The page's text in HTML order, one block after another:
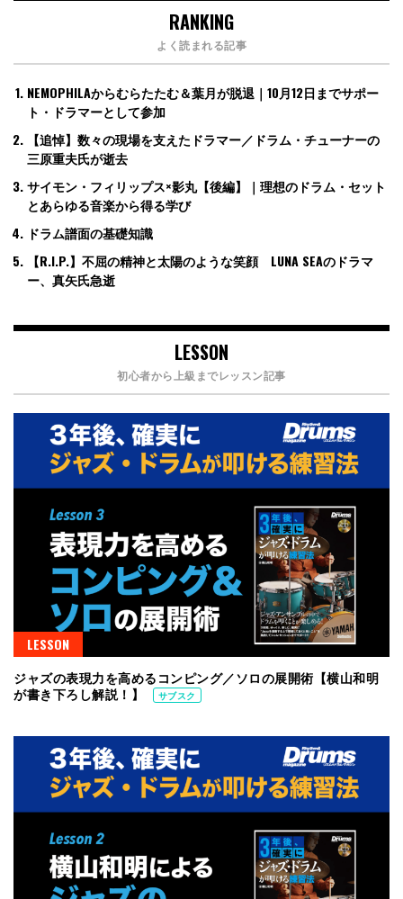
RANKING
よく読まれる記事
NEMOPHILAからむらたたむ＆葉月が脱退｜10月12日までサポー
ト・ドラマーとして参加
【追悼】数々の現場を支えたドラマー／ドラム・チューナーの
三原重夫氏が逝去
サイモン・フィリップス×影丸【後編】｜理想のドラム・セット
とあらゆる音楽から得る学び
ドラム譜面の基礎知識
【R.I.P.】不屈の精神と太陽のような笑顔 LUNA SEAのドラマ
ー、真矢氏急逝
LESSON
初心者から上級までレッスン記事
LESSON
ジャズの表現力を高めるコンピング／ソロの展開術【横山和明
が書き下ろし解説！】
サブスク